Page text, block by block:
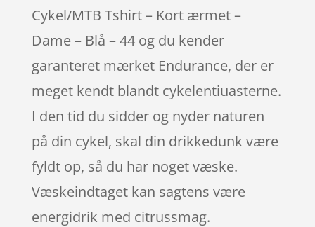
Cykel/MTB Tshirt – Kort ærmet –
Dame – Blå – 44 og du kender
garanteret mærket Endurance, der er
meget kendt blandt cykelentiuasterne.
I den tid du sidder og nyder naturen
på din cykel, skal din drikkedunk være
fyldt op, så du har noget væske.
Væskeindtaget kan sagtens være
energidrik med citrussmag.